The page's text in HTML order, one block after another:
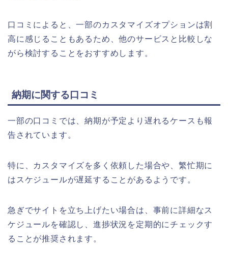
口コミによると、一部のカスタマイズオプションは割
高に感じることもあるため、他のサービスと比較しな
がら検討することをおすすめします。
納期に関する口コミ
一部の口コミでは、納期が予定より遅れるケースも報
告されています。
特に、カスタマイズを多く依頼した場合や、繁忙期に
はスケジュールが遅延することがあるようです。
急ぎでサイトを立ち上げたい場合は、事前に詳細なス
ケジュールを確認し、進捗状況を定期的にチェックす
ることが推奨されます。